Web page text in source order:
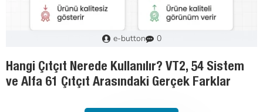
Murat 3
Tekstil Aksesuarlarında Malzeme Rehberi:
Pirinç, Paslanmaz Çelik ve Saç Demir